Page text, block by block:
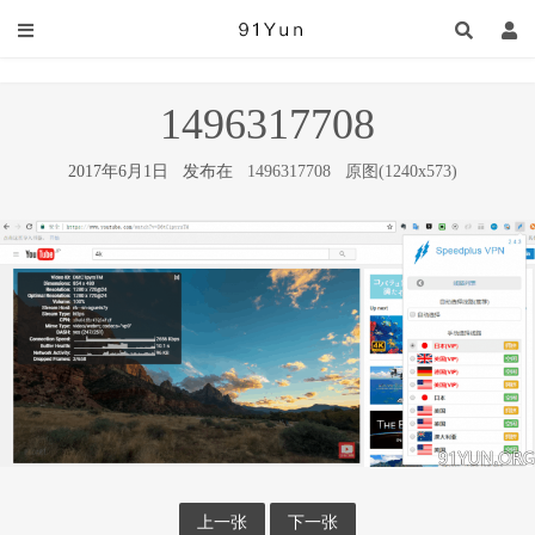
1496317708
2017年6月1日 发布在 1496317708 原图(1240x573)
上一张 下一张